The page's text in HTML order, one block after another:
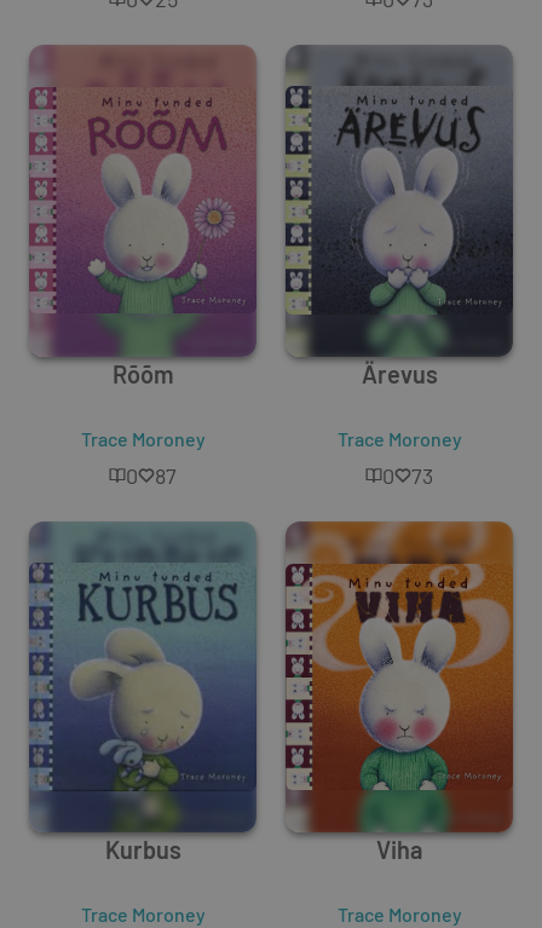
Rõõm
Trace Moroney
0 87
Ärevus
Trace Moroney
0 73
Kurbus
Trace Moroney
Viha
Trace Moroney